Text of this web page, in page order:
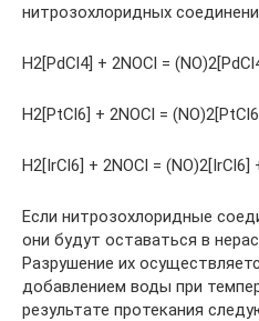
нитрозохлоридных
H2[PdCl4] + 2NOCl =
H2[PtCl6] + 2NOCl =
H2[IrCl6] + 2NOCl = (NO)2[IrCl6]
Если нитрозохлоридные
они будут оставаться в
Разрушение их
добавлением воды при
результате протекания